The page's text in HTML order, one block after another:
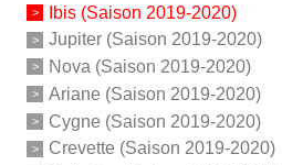
Ibis (Saison 2019-2020)
Jupiter (Saison 2019-2020)
Nova (Saison 2019-2020)
Ariane (Saison 2019-2020)
Cygne (Saison 2019-2020)
Crevette (Saison 2019-2020)